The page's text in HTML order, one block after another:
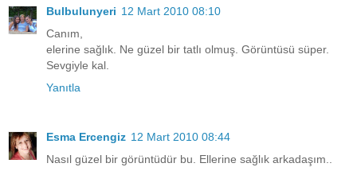
Bulbulunyeri 12 Mart 2010 08:10
Canım,
elerine sağlık. Ne güzel bir tatlı olmuş. Görüntüsü süper.
Sevgiyle kal.
Yanıtla
Esma Ercengiz 12 Mart 2010 08:44
Nasıl güzel bir görüntüdür bu. Ellerine sağlık arkadaşım..